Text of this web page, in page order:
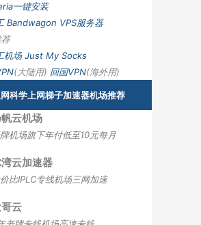
一键安装
Bandwagon VPS服务器
机场 Just My Socks
(大陆用) 回国VPN(海外用)
科学上网梯子加速器机场推荐
云机场
机场旗下年付低至10元每月
云加速器
比IPLC专线机场三网加速
云